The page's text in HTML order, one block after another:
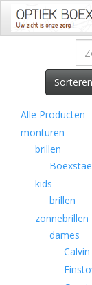
Alle Producten
monturen
brillen
kids
brillen
zonnebrillen
dames